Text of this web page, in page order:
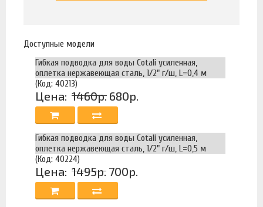
Доступные модели
Гибкая подводка для воды Cotali усиленная,
оплетка нержавеющая сталь, 1/2" г/ш, L=0,4 м
(Код: 40213)
Цена: 1460р. 680р.
Гибкая подводка для воды Cotali усиленная,
оплетка нержавеющая сталь, 1/2" г/ш, L=0,5 м
(Код: 40224)
Цена: 1495р. 700р.